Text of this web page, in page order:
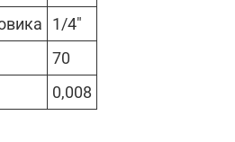
1/4"
70
0,008